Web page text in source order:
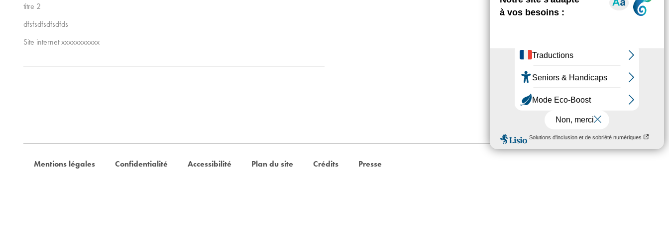
titre 2
dfsfsdfsdfsdfds
Site internet xxxxxxxxxxx
Mentions légales Confidentialité Accessibilité Plan du site Crédits Presse